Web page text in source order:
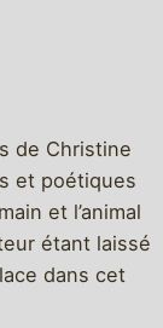
de Christine
et poétiques
et l’animal
étant laissé
dans cet